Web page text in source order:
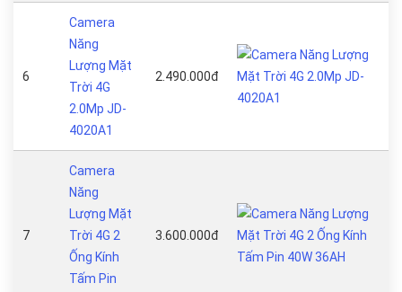
6
Camera
Năng
Lượng Mặt
Trời 4G
2.0Mp JD-
4020A1
2.490.000đ
7
Camera
Năng
Lượng Mặt
Trời 4G 2
Ống Kính
Tấm Pin
3.600.000đ